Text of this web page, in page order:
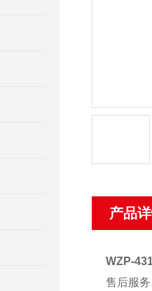
产品
WZP-
售后服